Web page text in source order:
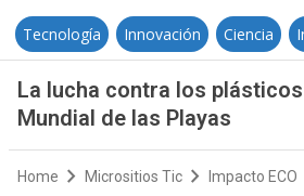
Tecnología Innovación Ciencia
La lucha contra los plásticos
Mundial de las Playas
Home Micrositios Tic Impacto ECO